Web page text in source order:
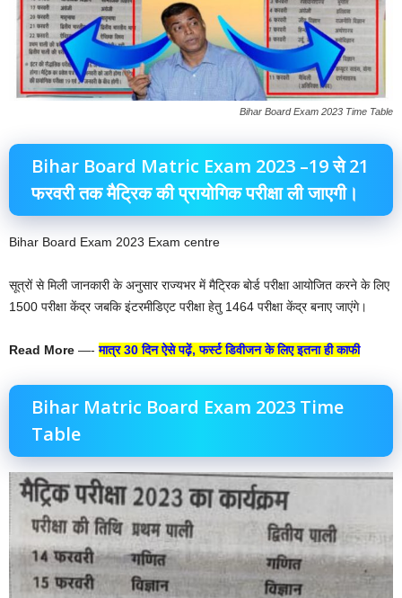
Bihar Board Exam 2023 Time Table
Bihar Board Matric Exam 2023 –19 से 21
फरवरी तक मैट्रिक की प्रायोगिक परीक्षा ली जाएगी।
Bihar Board Exam 2023 Exam centre
सूत्रों से मिली जानकारी के अनुसार राज्यभर में मैट्रिक बोर्ड परीक्षा आयोजित करने के लिए
1500 परीक्षा केंद्र जबकि इंटरमीडिएट परीक्षा हेतु 1464 परीक्षा केंद्र बनाए जाएंगे।
Read More —-मात्र 30 दिन ऐसे पढ़ें, फर्स्ट डिवीजन के लिए इतना ही काफी
Bihar Matric Board Exam 2023 Time
Table